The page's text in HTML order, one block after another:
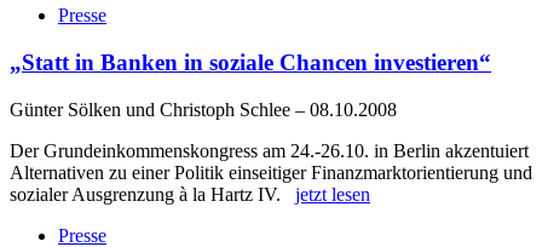
Presse
„Statt in Banken in soziale Chancen investieren“
Günter Sölken und Christoph Schlee – 08.10.2008
Der Grundeinkommenskongress am 24.-26.10. in Berlin akzentuiert
Alternativen zu einer Politik einseitiger Finanzmarktorientierung und
sozialer Ausgrenzung à la Hartz IV. jetzt lesen
Presse